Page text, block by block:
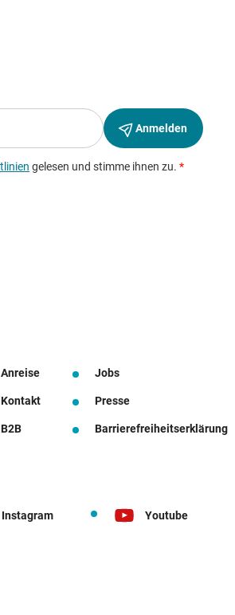
Anreise Jobs
Kontakt Presse
B2B Barrierefreiheitserklärung
Instagram Youtube